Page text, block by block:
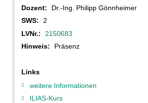
Dozent:
Dr.-Ing. Philipp Gönnheimer
SWS:
2
LVNr.:
2150683
Hinweis:
Präsenz
Links
weitere Informationen
ILIAS-Kurs